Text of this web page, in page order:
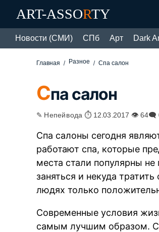
ART-ASSORTY
Новости (СМИ) СПб Арт Dark
Главная Разное Спа салон
Спа салон
✎ Непейвода ⏱ 12.03.2017 👁 64🗨
Спа салоны сегодня
работают спа, которые
места стали популярны
заняться и некуда
людях только
Современные условия
самым лучшим образом.